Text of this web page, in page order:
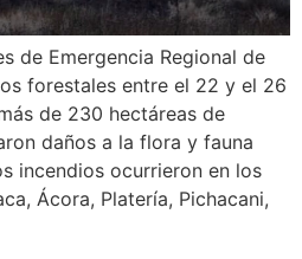
de Emergencia Regional de
forestales entre el 22 y el 26
de 230 hectáreas de
daños a la flora y fauna
incendios ocurrieron en los
Ácora, Platería, Pichacani,